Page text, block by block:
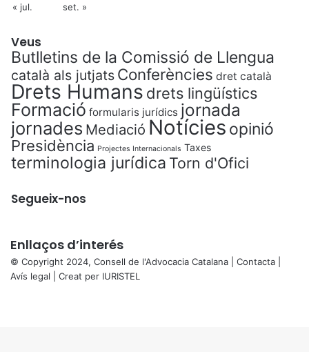
« jul.
set. »
Veus
Butlletins de la Comissió de Llengua
català als jutjats Conferències dret català
Drets Humans drets lingüístics
Formació formularis jurídics jornada
jornades Mediació Notícies opinió
Presidència Projectes Internacionals Taxes
terminologia jurídica Torn d'Ofici
Segueix-nos
Enllaços d’interés
© Copyright 2024, Consell de l'Advocacia Catalana | Contacta
Avís legal | Creat per IURISTEL